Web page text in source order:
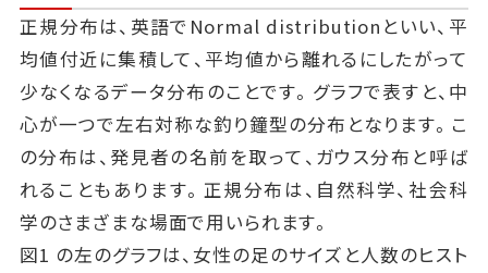
正規分布は、英語でNormal distributionといい、平
均値付近に集積して、平均値から離れるにしたがって
少なくなるデータ分布のことです。グラフで表すと、中
心が一つで左右対称な釣り鐘型の分布となります。こ
の分布は、発見者の名前を取って、ガウス分布と呼ば
れることもあります。正規分布は、自然科学、社会科
学のさまざまな場面で用いられます。
図1 の左のグラフは、女性の足のサイズと人数のヒスト